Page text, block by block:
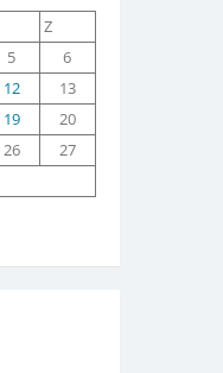
Z
5
6
12
13
19
20
26
27